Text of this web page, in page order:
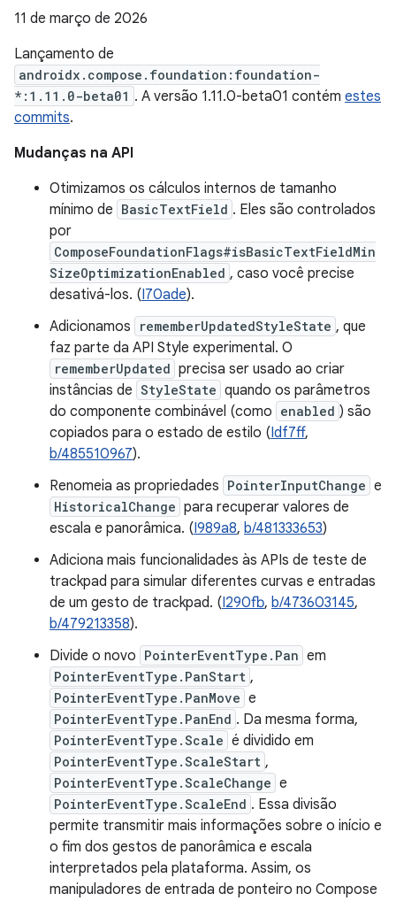
11 de março de 2026
Lançamento de
androidx.compose.foundation:foundation-
*:1.11.0-beta01 . A versão 1.11.0-beta01 contém estes
commits.
Mudanças na API
Otimizamos os cálculos internos de tamanho
mínimo de BasicTextField . Eles são controlados
por
ComposeFoundationFlags#isBasicTextFieldMin
SizeOptimizationEnabled , caso você precise
desativá-los. (I70ade).
Adicionamos
rememberUpdatedStyleState , que
faz parte da API Style experimental. O
rememberUpdated precisa ser usado ao criar
instâncias de StyleState quando os parâmetros
do componente combinável (como enabled ) são
copiados para o estado de estilo (Idf7ff,
b/485510967).
Renomeia as propriedades PointerInputChange e
HistoricalChange para recuperar valores de
escala e panorâmica. (I989a8, b/481333653)
Adiciona mais funcionalidades às APIs de teste de
trackpad para simular diferentes curvas e entradas
de um gesto de trackpad. (I290fb, b/473603145,
b/479213358).
Divide o novo PointerEventType.Pan em
PointerEventType.PanStart ,
PointerEventType.PanMove e
PointerEventType.PanEnd . Da mesma forma,
PointerEventType.Scale é dividido em
PointerEventType.ScaleStart ,
PointerEventType.ScaleChange e
PointerEventType.ScaleEnd . Essa divisão
permite transmitir mais informações sobre o início e
o fim dos gestos de panorâmica e escala
interpretados pela plataforma. Assim, os
manipuladores de entrada de ponteiro no Compose